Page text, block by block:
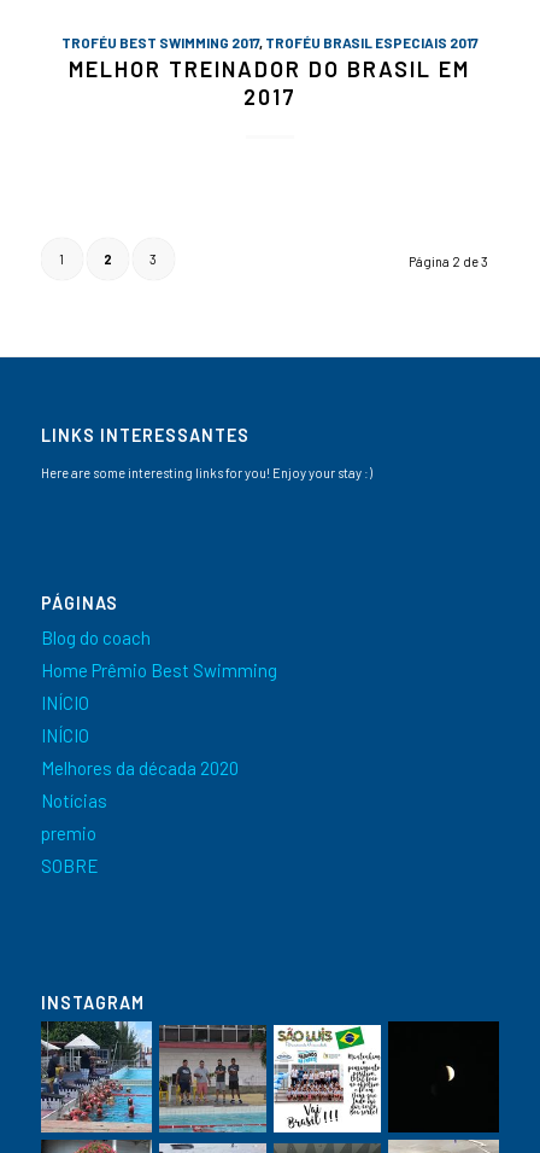
TROFÉU BEST SWIMMING 2017, TROFÉU BRASIL ESPECIAIS 2017
MELHOR TREINADOR DO BRASIL EM
2017
Página 2 de 3
1 2 3
LINKS INTERESSANTES
Here are some interesting links for you! Enjoy your stay :)
PÁGINAS
Blog do coach
Home Prêmio Best Swimming
INÍCIO
INÍCIO
Melhores da década 2020
Notícias
premio
SOBRE
INSTAGRAM